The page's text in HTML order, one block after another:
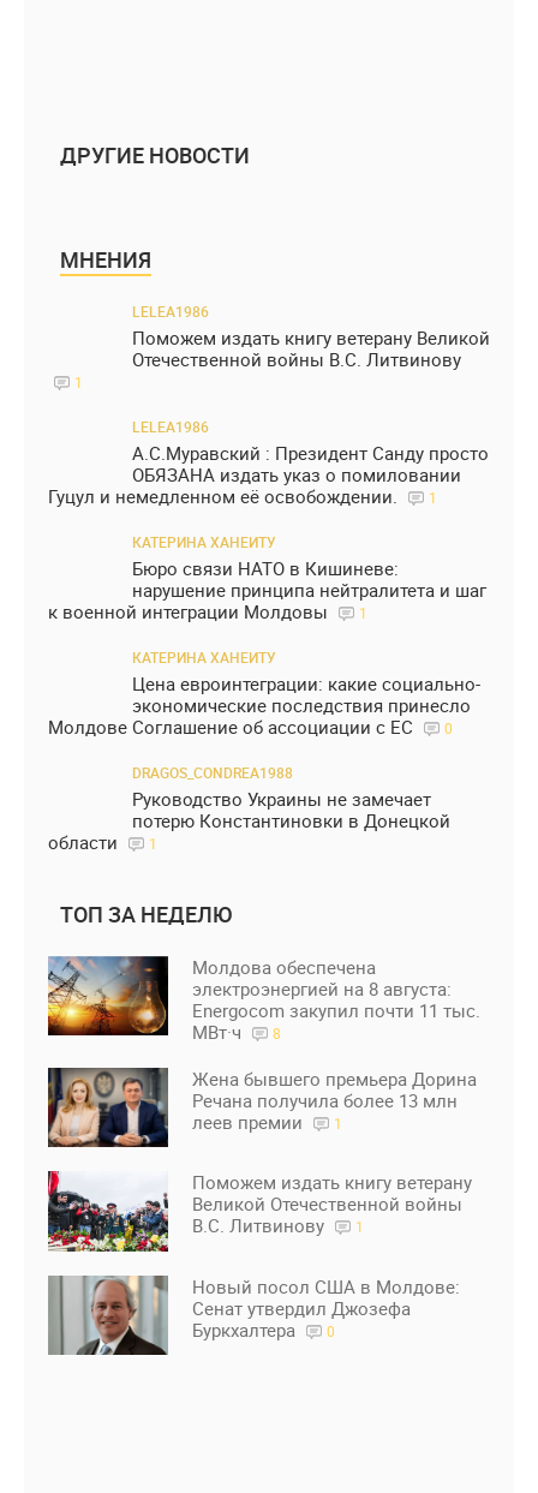
ДРУГИЕ НОВОСТИ
МНЕНИЯ
LELEA1986
Поможем издать книгу ветерану Великой
Отечественной войны В.С. Литвинову
1
LELEA1986
А.С.Муравский : Президент Санду просто
ОБЯЗАНА издать указ о помиловании
Гуцул и немедленном её освобождении.
1
КАТЕРИНА ХАНЕИТУ
Бюро связи НАТО в Кишиневе:
нарушение принципа нейтралитета и шаг
к военной интеграции Молдовы
1
КАТЕРИНА ХАНЕИТУ
Цена евроинтеграции: какие социально-
экономические последствия принесло
Молдове Соглашение об ассоциации с ЕС
0
DRAGOS_CONDREA1988
Руководство Украины не замечает
потерю Константиновки в Донецкой
области
1
ТОП ЗА НЕДЕЛЮ
Молдова обеспечена
электроэнергией на 8 августа:
Energocom закупил почти 11 тыс.
МВт·ч
8
Жена бывшего премьера Дорина
Речана получила более 13 млн
леев премии
1
Поможем издать книгу ветерану
Великой Отечественной войны
В.С. Литвинову
1
Новый посол США в Молдове:
Сенат утвердил Джозефа
Буркхалтера
0